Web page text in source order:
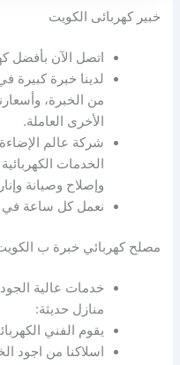
خبير كهربائى الكويت
اتصل الآن بأفضل
لدينا خبرة كبيرة
من الخبرة،
الأخرى العاملة.
شركة عالم
الخدمات
وإصلاح وصيانة
نعمل كل ساعة في
مصلح كهربائي خبرة ب
خدمات عالية
منازل حديثة:
يقوم الفني
اسلاكنا من اجود